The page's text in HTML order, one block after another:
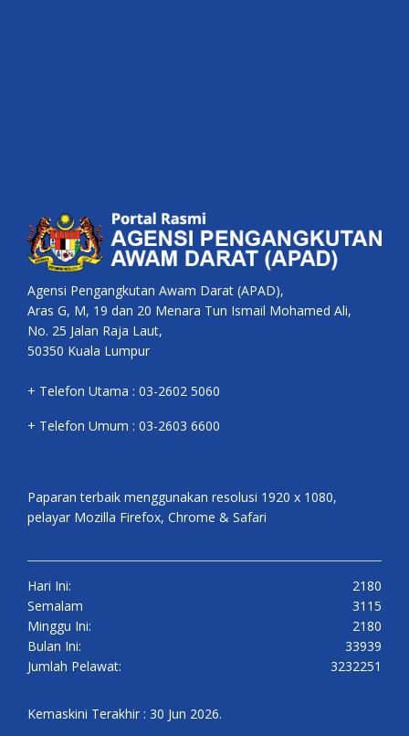
Agensi Pengangkutan Awam Darat (APAD),
Aras G, M, 19 dan 20 Menara Tun Ismail Mohamed Ali,
No. 25 Jalan Raja Laut,
50350 Kuala Lumpur
+ Telefon Utama : 03-2602 5060
+ Telefon Umum : 03-2603 6600
Paparan terbaik menggunakan resolusi 1920 x 1080,
pelayar Mozilla Firefox, Chrome & Safari
Hari Ini:
2180
Semalam
3115
Minggu Ini:
2180
Bulan Ini:
33939
Jumlah Pelawat:
3232251
Kemaskini Terakhir : 30 Jun 2026.